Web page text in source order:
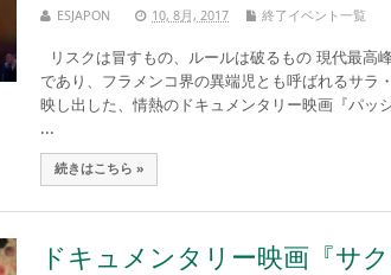
ESJAPON 10, 8月, 2017 終了イベント一覧
リスクは冒すもの、ルールは破るもの 現代最高
であり、フラメンコ界の異端児とも呼ばれるサラ
映し出した、情熱のドキュメンタリー映画『パッ
...
続きはこちら »
ドキュメンタリー映画『サ